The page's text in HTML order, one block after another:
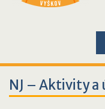
NJ – Aktivity a